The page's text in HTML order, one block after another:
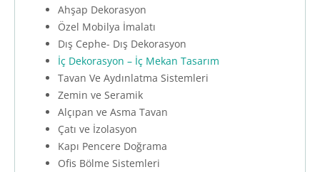
Ahşap Dekorasyon
Özel Mobilya İmalatı
Dış Cephe- Dış Dekorasyon
İç Dekorasyon – İç Mekan Tasarım
Tavan Ve Aydınlatma Sistemleri
Zemin ve Seramik
Alçıpan ve Asma Tavan
Çatı ve İzolasyon
Kapı Pencere Doğrama
Ofis Bölme Sistemleri